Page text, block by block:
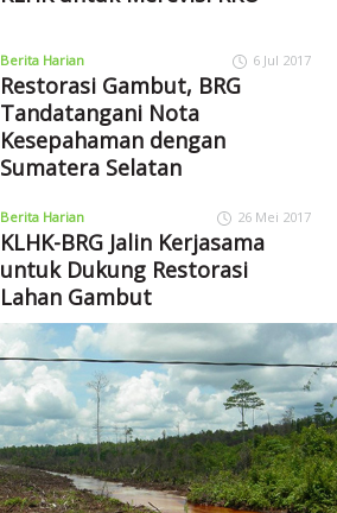
Berita Harian 6 Jul 2017
Restorasi Gambut, BRG
Tandatangani Nota
Kesepahaman dengan
Sumatera Selatan
Berita Harian 26 Mei 2017
KLHK-BRG Jalin Kerjasama
untuk Dukung Restorasi
Lahan Gambut